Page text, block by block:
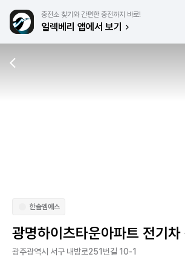
충전소 찾기와 간편한 충전까지 바로!
일렉베리 앱에서 보기
한솔엠에스
광명하이츠타운아파트 전기차
광주광역시 서구 내방로251번길 10-1